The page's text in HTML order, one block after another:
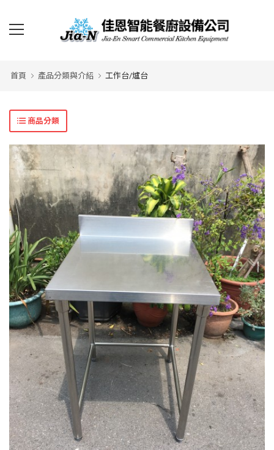
首頁 產品分類與介紹 工作台/爐台
商品分類